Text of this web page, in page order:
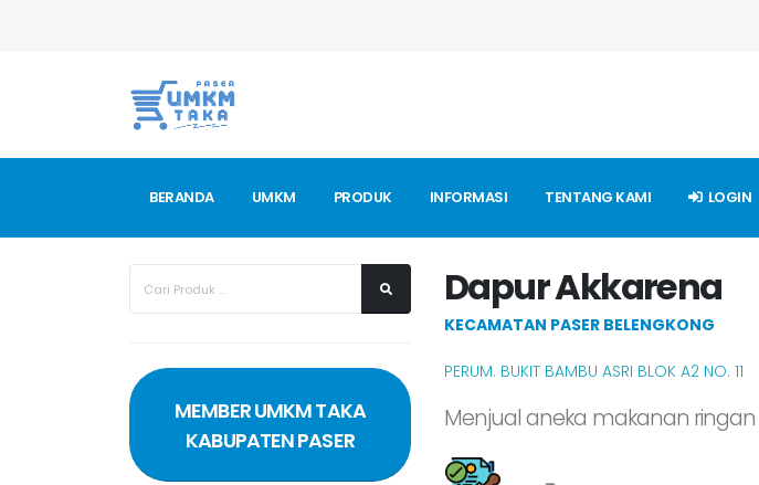
BERANDA UMKM PRODUK INFORMASI TENTANG KAMI LOGIN
MEMBER UMKM TAKA
KABUPATEN PASER
Dapur Akkarena
KECAMATAN PASER BELENGKONG
PERUM. BUKIT BAMBU ASRI BLOK A2 NO. 11
Menjual aneka makanan ringan